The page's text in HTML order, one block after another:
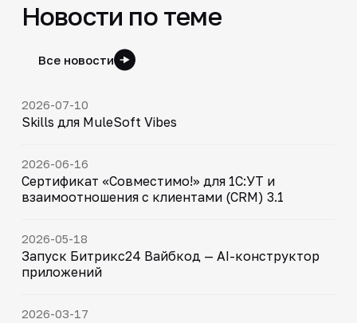
Новости по теме
Все новости
2026-07-10
Skills для MuleSoft Vibes
2026-06-16
Сертификат «Совместимо!» для 1С:УТ и
взаимоотношения с клиентами (CRM) 3.1
2026-05-18
Запуск Битрикс24 Вайбкод — AI-конструктор
приложений
2026-03-17